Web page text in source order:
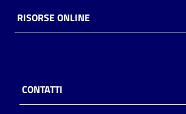
Decentrate
RISORSE ONLINE
CONTATTI